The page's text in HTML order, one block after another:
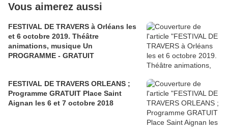
Vous aimerez aussi
FESTIVAL DE TRAVERS à Orléans les
et 6 octobre 2019. Théâtre
animations, musique Un
PROGRAMME - GRATUIT
FESTIVAL DE TRAVERS ORLEANS ;
Programme GRATUIT Place Saint
Aignan les 6 et 7 octobre 2018